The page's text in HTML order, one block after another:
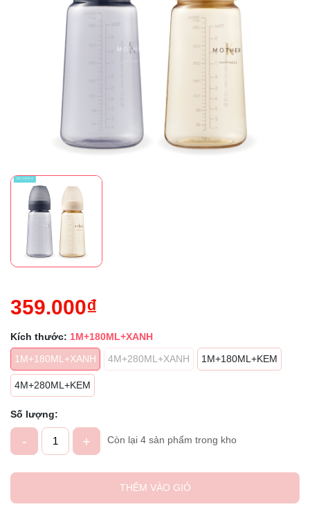
359.000₫
Kích thước: 1M+180ML+XANH
1M+180ML+XANH
4M+280ML+XANH 1M+180ML+KEM
4M+280ML+KEM
Số lượng:
- + Còn lại 4 sản phẩm trong kho
THÊM VÀO GIỎ
Mã giảm giá: